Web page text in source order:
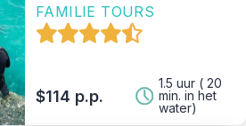
FAMILIE TOURS
$114 p.p.
1.5 uur ( 20
min. in het
water)